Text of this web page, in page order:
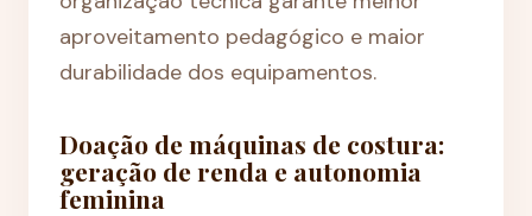
aproveitamento pedagógico e maior
durabilidade dos equipamentos.
Doação de máquinas de costura:
geração de renda e autonomia
feminina